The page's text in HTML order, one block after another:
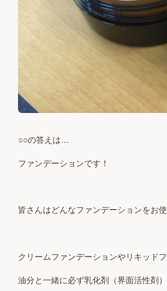
○○の答えは…
ファンデーションです！
皆さんはどんなファンデーションをお
クリームファンデーションやリキッド
油分と一緒に必ず乳化剤（界面活性剤